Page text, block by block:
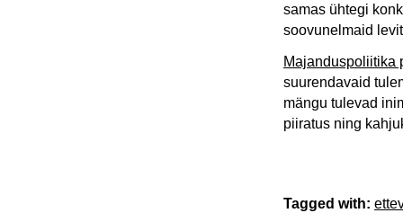
samas ühtegi
soovunelmaid
Majanduspoliitika
suurendavaid
mängu tulevad
piiratus ning
Tagged with: